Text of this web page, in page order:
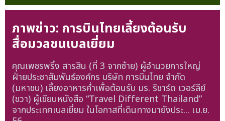
ภาพข่าว: การบินไทยเลี้ยงต้อนรับ
สื่อมวลชนเบลเยี่ยม
คุณเพชรพริ้ง สารสิน (ที่ 3 จากซ้าย) ผู้อำนวยการใหญ่
ฝ่ายประชาสัมพันธ์องค์กร บริษัท การบินไทย จำกัด
(มหาชน) เลี้ยงอาหารค่ำเพื่อต้อนรับ มร. ริชาร์ด เวอร์ลีย์
(ขวา) ผู้เขียนหนังสือ “Travel Different Thailand”
จากประเทศเบลเยี่ยม ในโอกาสที่เดินทางมายังประ... เม.ย.